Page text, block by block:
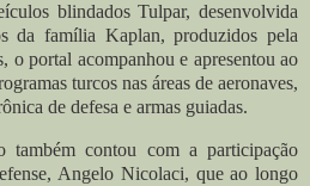
blindados Tulpar, desenvolvida
da família Kaplan, produzidos pela
o portal acompanhou e apresentou ao
turcos nas áreas de aeronaves,
de defesa e armas guiadas.
também contou com a participação
Angelo Nicolaci, que ao longo